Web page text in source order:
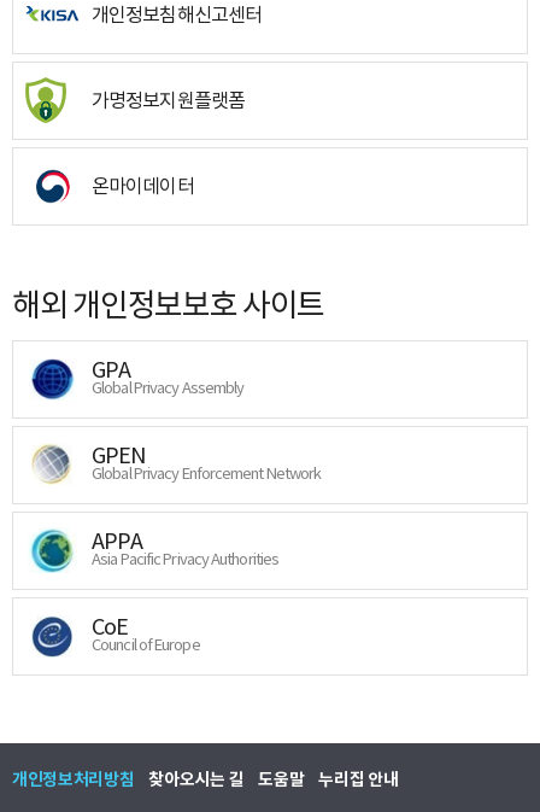
개인정보침해신고센터
가명정보지원플랫폼
온마이데이터
해외 개인정보보호 사이트
GPA
Global Privacy Assembly
GPEN
Global Privacy Enforcement Network
APPA
Asia Pacific Privacy Authorities
CoE
Council of Europe
개인정보처리방침 찾아오시는 길 도움말 누리집 안내